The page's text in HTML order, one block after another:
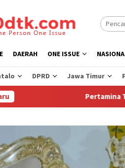
DAERAH ONE ISSUE
DPRD Jawa Timur
Pertamina